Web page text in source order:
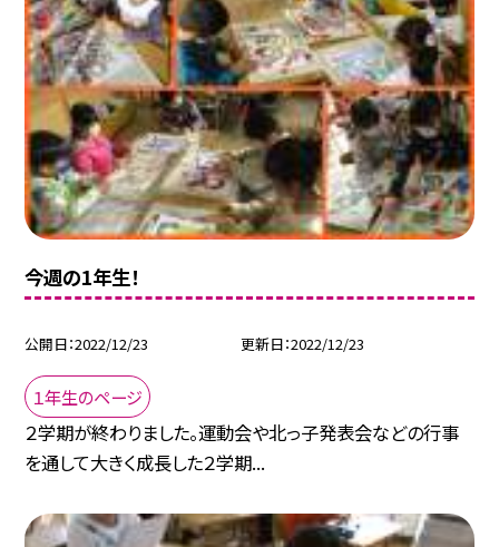
今週の1年生！
公開日 2022/12/23 更新日 2022/12/23
１年生のページ
２学期が終わりました。運動会や北っ子発表会などの行事
を通して大きく成長した２学期...